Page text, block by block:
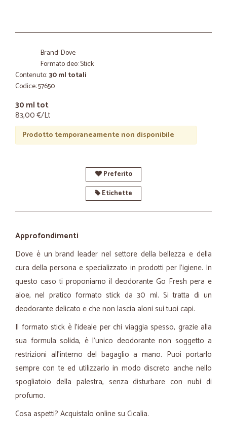
Brand: Dove
Formato deo: Stick
Contenuto:30 ml totali
Codice: 57650
30 ml tot
83,00 €/Lt
Prodotto temporaneamente non disponibile
Preferito
Etichette
Approfondimenti
Dove è un brand leader nel settore della bellezza e della
cura della persona e specializzato in prodotti per l’igiene. In
questo caso ti proponiamo il deodorante Go Fresh pera e
aloe, nel pratico formato stick da 30 ml. Si tratta di un
deodorante delicato e che non lascia aloni sui tuoi capi.
Il formato stick è l’ideale per chi viaggia spesso, grazie alla
sua formula solida, è l’unico deodorante non soggetto a
restrizioni all’interno del bagaglio a mano. Puoi portarlo
sempre con te ed utilizzarlo in modo discreto anche nello
spogliatoio della palestra, senza disturbare con nubi di
profumo.
Cosa aspetti? Acquistalo online su Cicalia.